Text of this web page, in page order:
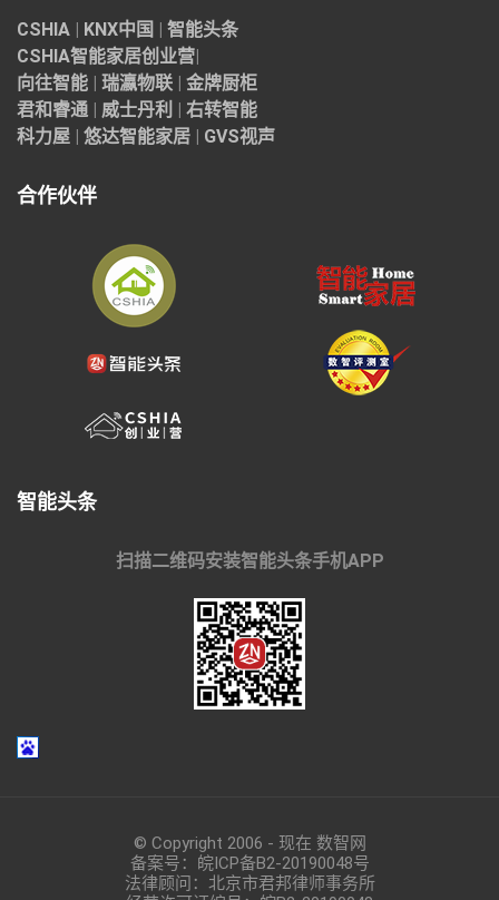
CSHIA KNX中国
智能头条
CSHIA智能家居创业营
向往智能
瑞瀛物联
金牌厨柜
君和睿通
威士丹利
右转智能
科力屋
悠达智能家居 GVS视声
合作伙伴
智能头条
扫描二维码安装智能头条手机APP
© Copyright 2006 - 现在 数智网
备案号： 皖ICP备B2-20190048号
法律顾问：北京市君邦律师事务所